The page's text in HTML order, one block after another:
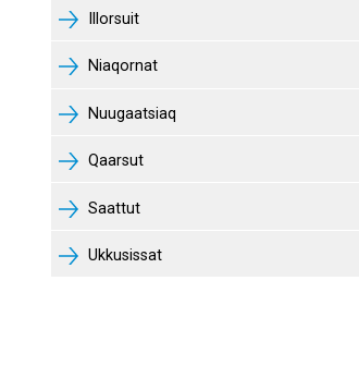
Illorsuit
Niaqornat
Nuugaatsiaq
Qaarsut
Saattut
Ukkusissat